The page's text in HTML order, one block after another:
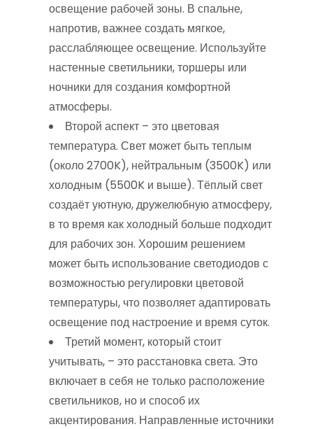
освещение рабочей зоны. В спальне,
напротив, важнее создать мягкое,
расслабляющее освещение. Используйте
настенные светильники, торшеры или
ночники для создания комфортной
атмосферы.
Второй аспект – это цветовая
температура. Свет может быть теплым
(около 2700K), нейтральным (3500K) или
холодным (5500K и выше). Тёплый свет
создаёт уютную, дружелюбную атмосферу,
в то время как холодный больше подходит
для рабочих зон. Хорошим решением
может быть использование светодиодов с
возможностью регулировки цветовой
температуры, что позволяет адаптировать
освещение под настроение и время суток.
Третий момент, который стоит
учитывать, – это расстановка света. Это
включает в себя не только расположение
светильников, но и способ их
акцентирования. Направленные источники